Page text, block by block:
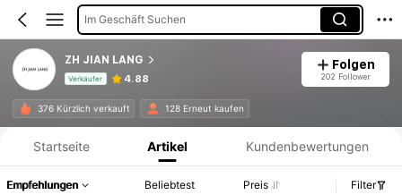
Im Geschäft Suchen
ZH JIAN LANG
Verkäufer 4.88
Folgen
202 Follower
376 Kürzlich verkauft 128 Erneut kaufen
Produktinformation: Preisangabe, Verkaufs- und Lagerbestandsdetails.
Startseite Artikel Kundenbewertungen
Empfehlungen Beliebtest Preis Filter